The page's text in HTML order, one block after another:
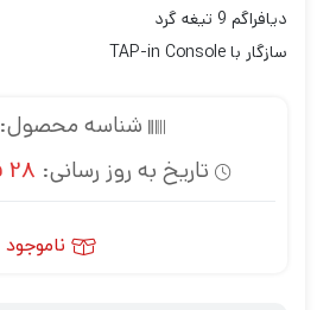
دیافراگم 9 تیغه گرد
سازگار با TAP-in Console
شناسه محصول:
تاریخ به روز رسانی: 28 فروردین 1404
ناموجود